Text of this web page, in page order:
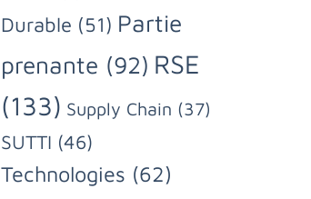
Durable (51) Partie
prenante (92) RSE
(133) Supply Chain (37)
SUTTI (46)
Technologies (62)